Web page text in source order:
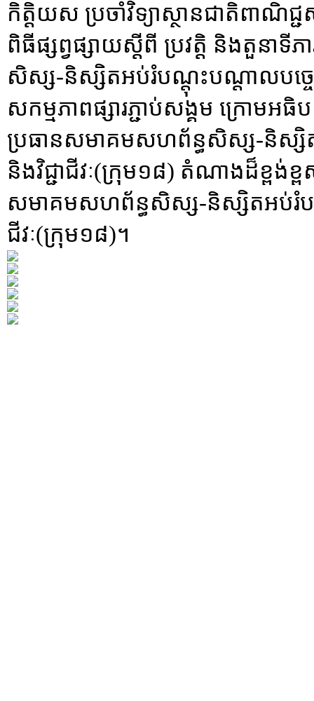
កិត្តិយស ប្រចាំវិទ្យាស្ថានជាតិពាណិជ្
ពិធីផ្សព្វផ្សាយស្តីពី ប្រវត្តិ និងតួនា
សិស្ស-និស្សិតអប់រំបណ្តុះបណ្តាលបច្ចេ
សកម្មភាពផ្សារភ្ជាប់សង្គម ក្រោម
ប្រធានសមាគមសហព័ន្ធសិស្ស-និស្សិ
និងវិជ្ជាជីវៈ(ក្រុម១៨) តំណាងដ៏ខ្ពង់
សមាគមសហព័ន្ធសិស្ស-និស្សិតអប់រំបណ្
ជីវៈ(ក្រុម១៨)។